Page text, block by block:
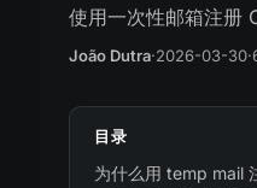
使用一次性邮箱注册
João Dutra·2026-03-30·
目录
为什么用 temp mail